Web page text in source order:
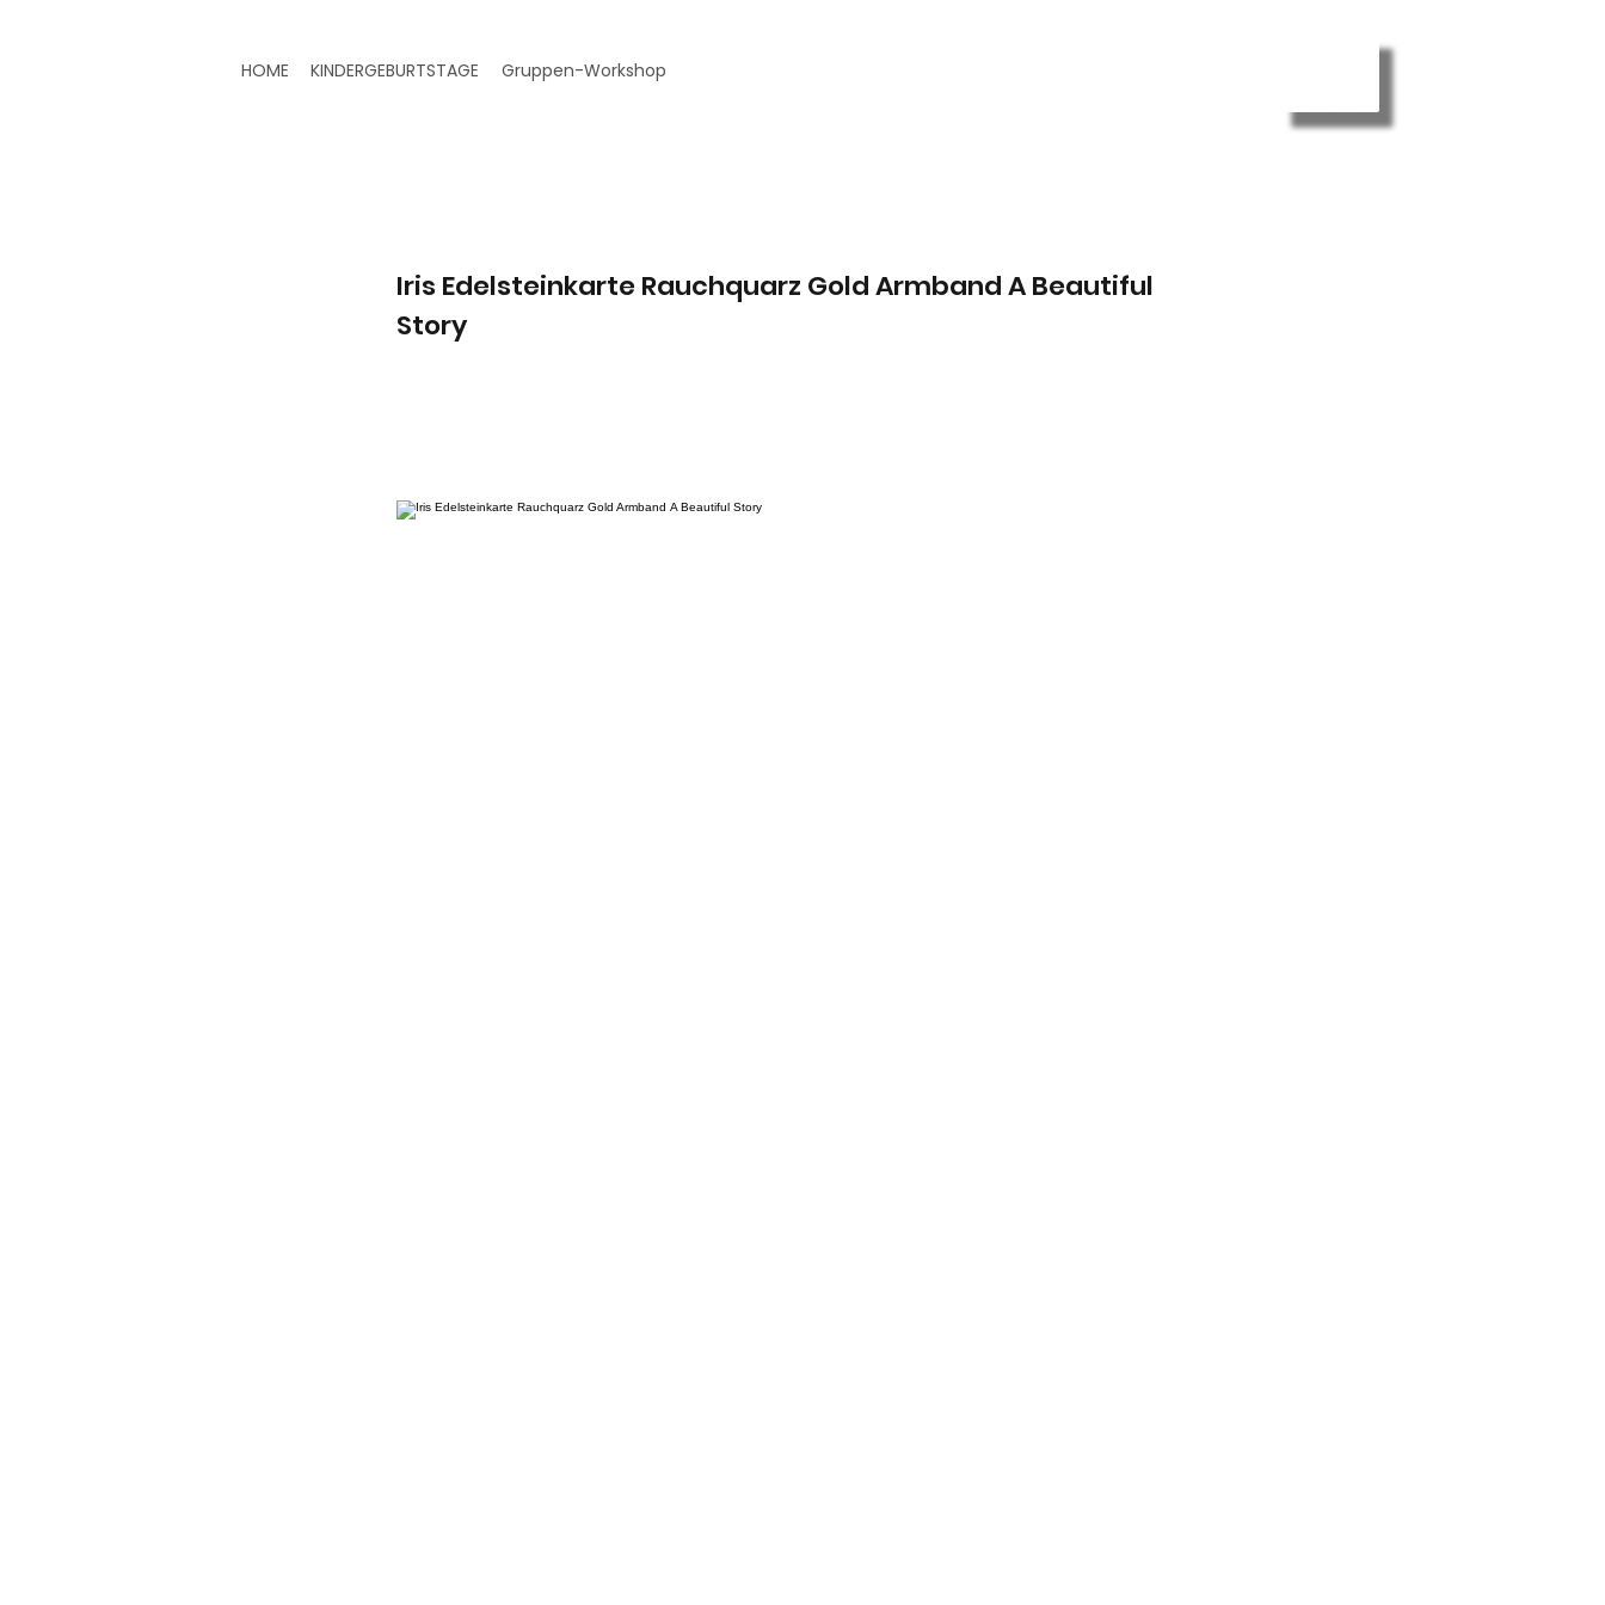
HOME KINDERGEBURTSTAGE Gruppen-Workshop
Iris Edelsteinkarte Rauchquarz Gold Armband A Beautiful
Story